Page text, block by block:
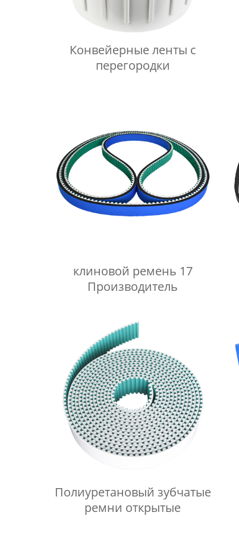
Конвейерные ленты с
перегородки
клиновой ремень 17
Производитель
Полиуретановый зубчатые
ремни открытые